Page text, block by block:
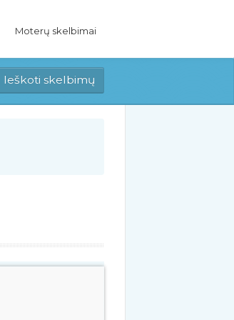
Moterų skelbimai